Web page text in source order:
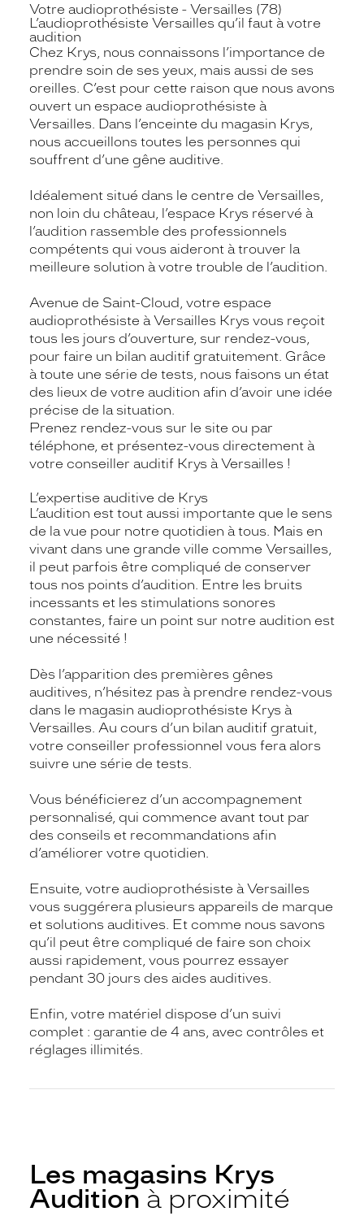
Votre audioprothésiste - Versailles (78)
L’audioprothésiste Versailles qu’il faut à votre
audition
Chez Krys, nous connaissons l’importance de
prendre soin de ses yeux, mais aussi de ses
oreilles. C’est pour cette raison que nous avons
ouvert un espace audioprothésiste à
Versailles. Dans l’enceinte du magasin Krys,
nous accueillons toutes les personnes qui
souffrent d’une gêne auditive.
Idéalement situé dans le centre de Versailles,
non loin du château, l’espace Krys réservé à
l’audition rassemble des professionnels
compétents qui vous aideront à trouver la
meilleure solution à votre trouble de l’audition.
Avenue de Saint-Cloud, votre espace
audioprothésiste à Versailles Krys vous reçoit
tous les jours d’ouverture, sur rendez-vous,
pour faire un bilan auditif gratuitement. Grâce
à toute une série de tests, nous faisons un état
des lieux de votre audition afin d’avoir une idée
précise de la situation.
Prenez rendez-vous sur le site ou par
téléphone, et présentez-vous directement à
votre conseiller auditif Krys à Versailles !
L’expertise auditive de Krys
L’audition est tout aussi importante que le sens
de la vue pour notre quotidien à tous. Mais en
vivant dans une grande ville comme Versailles,
il peut parfois être compliqué de conserver
tous nos points d’audition. Entre les bruits
incessants et les stimulations sonores
constantes, faire un point sur notre audition est
une nécessité !
Dès l’apparition des premières gênes
auditives, n’hésitez pas à prendre rendez-vous
dans le magasin audioprothésiste Krys à
Versailles. Au cours d’un bilan auditif gratuit,
votre conseiller professionnel vous fera alors
suivre une série de tests.
Vous bénéficierez d’un accompagnement
personnalisé, qui commence avant tout par
des conseils et recommandations afin
d’améliorer votre quotidien.
Ensuite, votre audioprothésiste à Versailles
vous suggérera plusieurs appareils de marque
et solutions auditives. Et comme nous savons
qu’il peut être compliqué de faire son choix
aussi rapidement, vous pourrez essayer
pendant 30 jours des aides auditives.
Enfin, votre matériel dispose d’un suivi
complet : garantie de 4 ans, avec contrôles et
réglages illimités.
Les magasins Krys
Audition à proximité